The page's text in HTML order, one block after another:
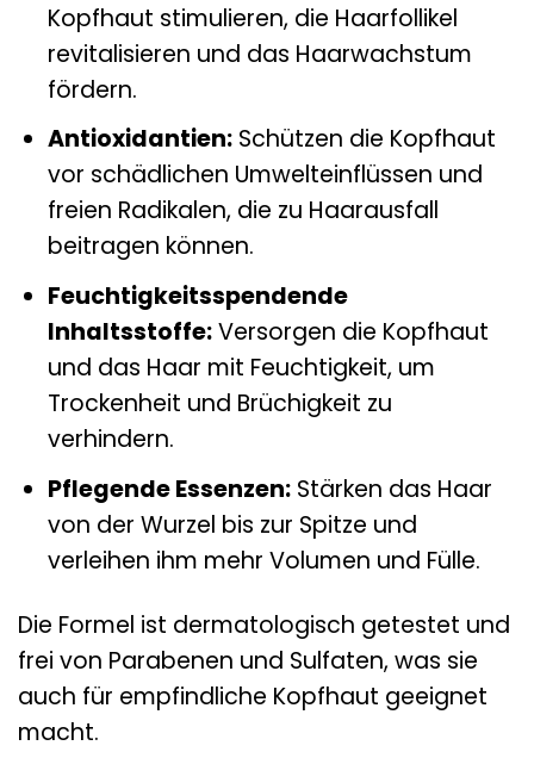
Kopfhaut stimulieren, die Haarfollikel
revitalisieren und das Haarwachstum
fördern.
Antioxidantien:Schützen die Kopfhaut
vor schädlichen Umwelteinflüssen und
freien Radikalen, die zu Haarausfall
beitragen können.
Feuchtigkeitsspendende
Inhaltsstoffe:Versorgen die Kopfhaut
und das Haar mit Feuchtigkeit, um
Trockenheit und Brüchigkeit zu
verhindern.
Pflegende Essenzen:Stärken das Haar
von der Wurzel bis zur Spitze und
verleihen ihm mehr Volumen und Fülle.
Die Formel ist dermatologisch getestet und
frei von Parabenen und Sulfaten, was sie
auch für empfindliche Kopfhaut geeignet
macht.